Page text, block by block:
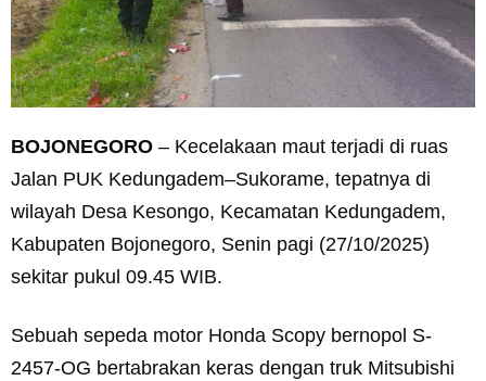
BOJONEGORO – Kecelakaan maut terjadi di ruas
Jalan PUK Kedungadem–Sukorame, tepatnya di
wilayah Desa Kesongo, Kecamatan Kedungadem,
Kabupaten Bojonegoro, Senin pagi (27/10/2025)
sekitar pukul 09.45 WIB.
Sebuah sepeda motor Honda Scopy bernopol S-
2457-OG bertabrakan keras dengan truk Mitsubishi